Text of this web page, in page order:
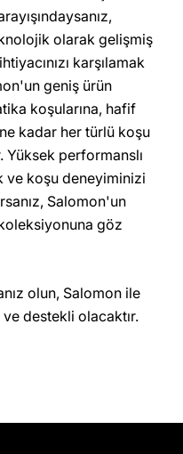
olarak gelişmiş
karşılamak
geniş ürün
koşularına, hafif
kadar her türlü koşu
Yüksek performanslı
ve koşu deneyiminizi
Salomon'un
göz
olun, Salomon ile
ve destekli olacaktır.